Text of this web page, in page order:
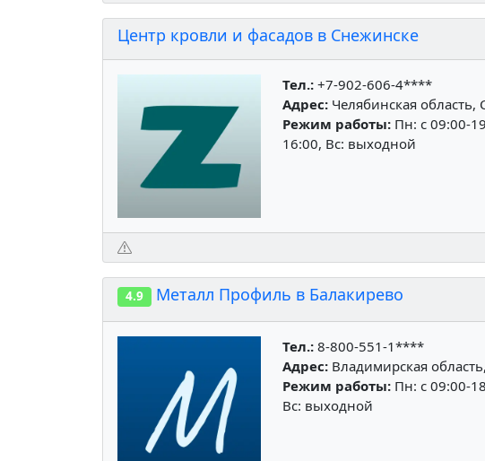
Центр кровли и фасадов в Снежинске
Тел.: +7-902-606-4****
Адрес: Челябинская
Режим работы: Пн: c 09:00-
16:00, Вс: выходной
4.9 Металл Профиль в Балакирево
Тел.: 8-800-551-1****
Адрес: Владимирская
Режим работы: Пн: c 09:00-
Вс: выходной